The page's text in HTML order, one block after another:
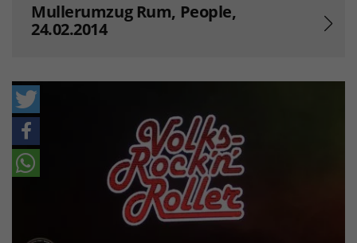
Mullerumzug Rum, People,
24.02.2014